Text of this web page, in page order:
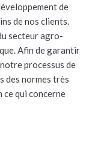
de
de nos clients.
secteur agro-
Afin de garantir
processus de
des normes très
qui concerne